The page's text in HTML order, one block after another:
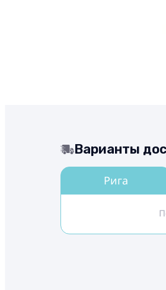
Варианты
Рига